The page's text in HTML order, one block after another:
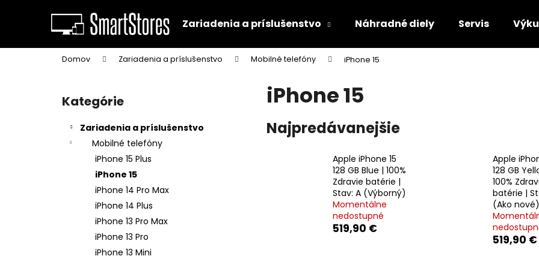
Zariadenia a príslušenstvo Náhradné diely Servis
Domov Zariadenia a príslušenstvo Mobilné telefóny iPhone 15
Preskočiť
kategórie
Kategórie
Zariadenia a príslušenstvo
Mobilné telefóny
iPhone 15 Plus
iPhone 15
iPhone 14 Pro Max
iPhone 14 Plus
iPhone 13 Pro Max
iPhone 13 Pro
iPhone 13 Mini
iPhone 15
Najpredávanejšie
Apple iPhone 15
128 GB Blue | 100%
Zdravie batérie |
Stav: A (Výborný)
Momentálne
nedostupné
519,90 €
Apple
128 GB
100%
batérie |
(Ako nové)
519,90 €
í
Späť
do
obchodu
Späť
do
obchodu
Čo potrebujete nájsť?
Odporúčame